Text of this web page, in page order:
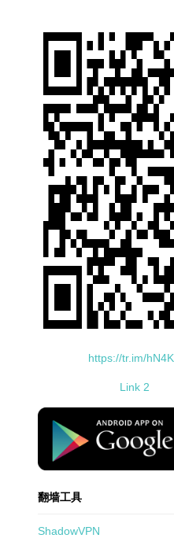
https://tr.im/
Link 2
standard-icon-
翻墙工具
ShadowVPN